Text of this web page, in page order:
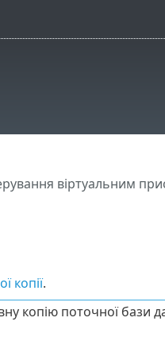
віртуальним
копії.
копію поточної бази